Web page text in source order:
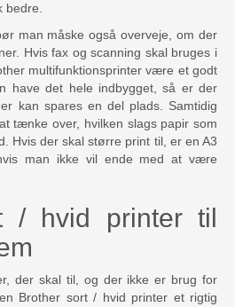
bedre.
man måske også overveje, om der
Hvis fax og scanning skal bruges i
multifunktionsprinter være et godt
have det hele indbygget, så er der
kan spares en del plads. Samtidig
tænke over, hvilken slags papir som
Hvis der skal større print til, er en A3
man ikke vil ende med at være
/ hvid printer til
der skal til, og der ikke er brug for
Brother sort / hvid printer et rigtig